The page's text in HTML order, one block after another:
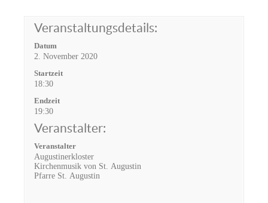
Veranstaltungsdetails:
Datum
2. November 2020
Startzeit
18:30
Endzeit
19:30
Veranstalter:
Veranstalter
Augustinerkloster
Kirchenmusik von St. Augustin
Pfarre St. Augustin